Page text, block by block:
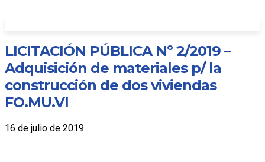
LICITACIÓN PÚBLICA Nº 2/2019 –
Adquisición de materiales p/ la
construcción de dos viviendas
FO.MU.VI
16 de julio de 2019